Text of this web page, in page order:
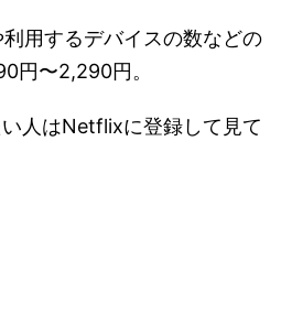
用するデバイスの数などの
円〜2,290円。
い人はNetflixに登録して見て